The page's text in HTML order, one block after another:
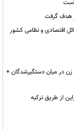
هدف گرفت
اقتصادی و نظامی کشور
زن در میان دستگیرشدگان +
از طریق ترکیه